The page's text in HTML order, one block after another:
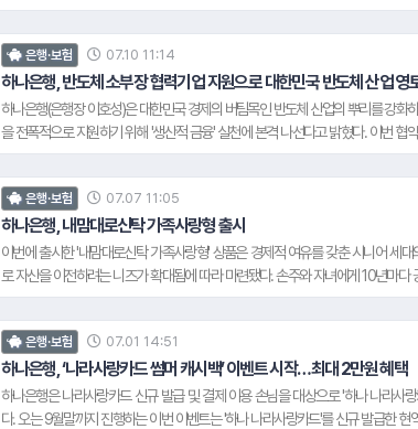
를 실시간으로 확인할 수 있다. 하나은행은 국내 은행 중 유일하게 해당 서비스에
으며, 호주, 캐나다 등으로 송금 대상 국가를 확대할 계획이다. 하나은행 외환사업
송금의 속도와 투명성을 높이고, 손님이 실제로 부담하는 비용과 최종 수취금액을
나은행은 앞으로도 외국환 전문은행으로서 손님 중심의 차별화된 외환 서비스를 지
은행·보험 07.10 11:14
하나은행, 반도체 소부장 협력기업 지원으로 대한민국 반도체 산업 영
하나은행(은행장 이호성)은 대한민국 경제의 버팀목인 반도체 산업의 뿌리를 강화
을 전폭적으로 지원하기 위해 '생산적 금융' 실천에 본격 나선다고 밝혔다. 이번 협
로 편중된 반도체 시장의 성장세를 소부장 및 중소 협력업체로 확산시켜, 대한민
올리기 위해 마련됐다. 하나은행은 이번 협약보증 외에도 반도체 산업에 특화된
자금 공급을 넘어 기업의 체질 개선과 스케일업 전 과정을 밀착 지원할 계획이다.
융 공급을 넘어 대한민국 미래 전략 자산인 반도체 산업의 기초체력을 다지기 위한
해 반도체 관련 업종은 물론 대기업의 2차, 3차 협력사들까지 폭넓은 지원이 실질
다.
은행·보험 07.07 11:05
하나은행, 내맘대로신탁 가족사랑형 출시
이번에 출시한 '내맘대로신탁 가족사랑형' 상품은 경제적 여유를 갖춘 시니어 세
로 자산을 이전하려는 니즈가 확대됨에 따라 마련됐다. 손주와 자녀에게 10년마
금, ELB, ETF 등 다양한 자산으로 운용해 발생한 수익에 대해서는 증여세가 부과
누릴 수 있다. 하나은행 신탁부 관계자는 "대학등록금과 결혼자금 등 손주와 자녀
가 증가하고 있다"며 "하나은행은 손님의 자산을 안전하게 지키는 것은 물론, 세대
해 나가겠다"고 밝혔다. 한편, 하나은행은 유언대용신탁 상품인 '100세신탁'을 시니
이용할 수 있는 '내맘대로 신탁'으로 개편했으며, 앞으로도 차별화된 자산관리 상
나갈 계획이다.
은행·보험 07.01 14:51
하나은행, ‘나라사랑카드 썸머 캐시백’ 이벤트 시작…최대 2만원 혜택
하나은행은 나라사랑카드 신규 발급 및 결제 이용 손님을 대상으로 '하나 나라사
다. 오는 9월말까지 진행하는 이번 이벤트는 '하나 나라사랑카드'를 신규 발급한
#수협중